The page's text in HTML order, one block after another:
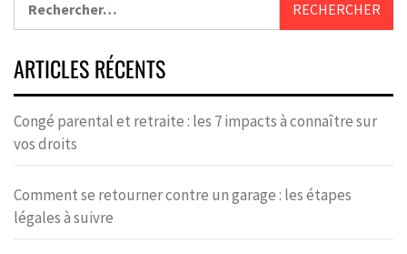
ARTICLES RÉCENTS
Congé parental et retraite : les 7 impacts à connaître sur
vos droits
Comment se retourner contre un garage : les étapes
légales à suivre